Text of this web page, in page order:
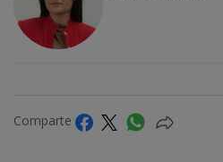
Comparte